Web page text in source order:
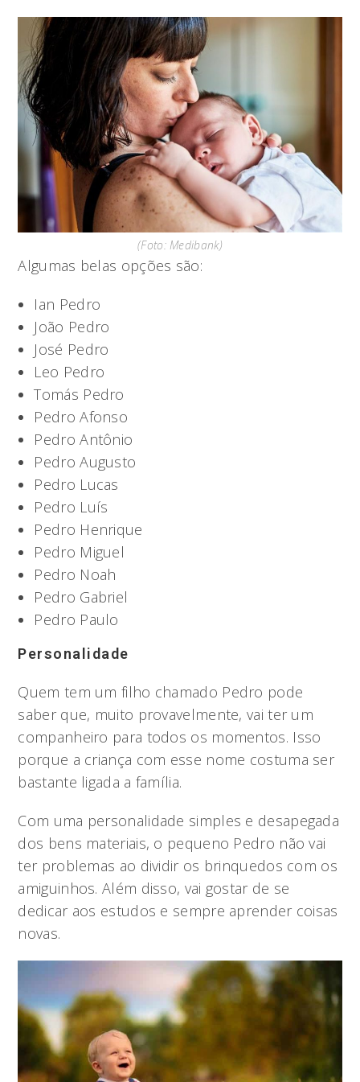
(Foto: Medibank)
Algumas belas opções são:
Ian Pedro
João Pedro
José Pedro
Leo Pedro
Tomás Pedro
Pedro Afonso
Pedro Antônio
Pedro Augusto
Pedro Lucas
Pedro Luís
Pedro Henrique
Pedro Miguel
Pedro Noah
Pedro Gabriel
Pedro Paulo
Personalidade
Quem tem um filho chamado Pedro pode
saber que, muito provavelmente, vai ter um
companheiro para todos os momentos. Isso
porque a criança com esse nome costuma ser
bastante ligada a família.
Com uma personalidade simples e desapegada
dos bens materiais, o pequeno Pedro não vai
ter problemas ao dividir os brinquedos com os
amiguinhos. Além disso, vai gostar de se
dedicar aos estudos e sempre aprender coisas
novas.